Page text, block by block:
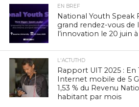
EN BREF
National Youth Speak
grand rendez-vous de
l’innovation le 20 juin
L'ACTUTHD
Rapport UIT 2025 : En
Internet mobile de 5
1,53 % du Revenu
habitant par mois